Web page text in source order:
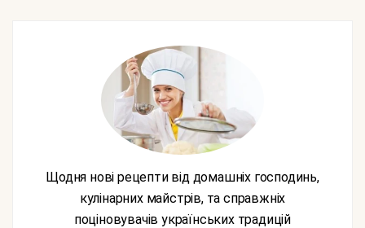
Щодня нові рецепти від домашніх господинь,
кулінарних майстрів, та справжніх
поціновувачів українських традицій